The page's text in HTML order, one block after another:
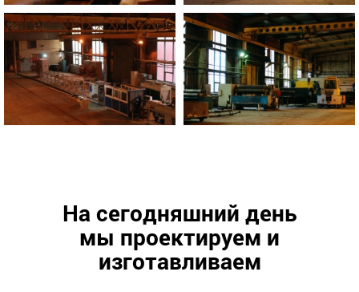
На сегодняшний день
мы проектируем и
изготавливаем